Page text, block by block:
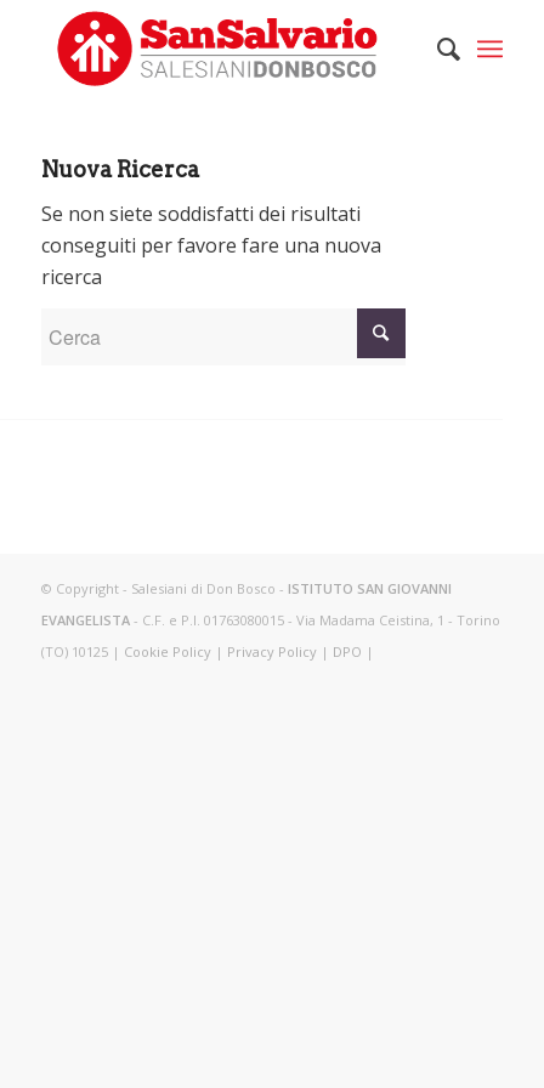
Nuova Ricerca
Se non siete soddisfatti dei risultati
conseguiti per favore fare una nuova
ricerca
© Copyright - Salesiani di Don Bosco - ISTITUTO SAN GIOVANNI
EVANGELISTA- C.F. e P.I. 01763080015 - Via Madama Ceistina, 1 - Torino
(TO) 10125 | Cookie Policy| Privacy Policy| DPO |